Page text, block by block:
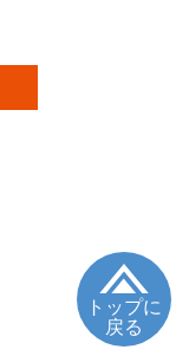
トップに
戻る